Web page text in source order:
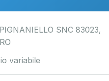
SNC 83023,
variabile